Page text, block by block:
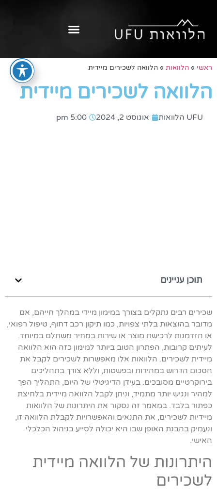
ראשי » הלוואות » הלוואה לשכירים מיידית
הלוואה לשכירים מיידית
UFU הלוואות אוגוסט 2, 2024 5:00 pm
תוכן עניינים
שכירים רבים נתקלים בצורך במימון מיידי במהלך חייהם, אם
מדובר בהוצאות בלתי צפויות, כמו תיקון רכב דחוף, טיפול רפואי,
או הזדמנות לרכישת מוצר או שירות במחיר משתלם במיוחד.
לעיתים קרובות, הפתרון הטוב ביותר למימון כזה הוא הלוואה
מיידית לשכירים. הלוואות אלו מאפשרות לשכירים לקבל את
הסכום הדרוש במהירות ובפשטות, וללא צורך בתהליכים
בירוקרטיים מסובכים. בעידן הדיגיטלי של היום, התהליך הפך
למהיר ונגיש יותר מתמיד, וניתן לקבל הלוואה מיידית בלחיצת
כפתור בלבד. במאמר זה נסקור את היתרונות של הלוואות
מיידיות לשכירים, את התנאים והאפשרויות לקבלת הלוואה זו,
ונעמיק בהבנת האופן שבו היא יכולה לסייע בניהול הכלכלי
האישי.
היתרונות של הלוואה מיידית
לשכירים